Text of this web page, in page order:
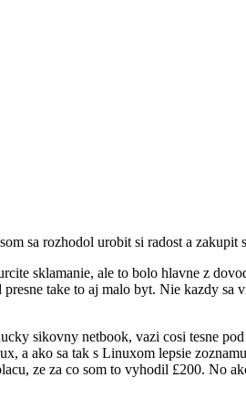
sa rozhodol urobit si radost a
sklamanie, ale to bolo hlavne z
presne take to aj malo byt. Nie kazdy
sikovny netbook, vazi cosi tesne
a ako sa tak s Linuxom lepsie
ze za co som to vyhodil £200. No